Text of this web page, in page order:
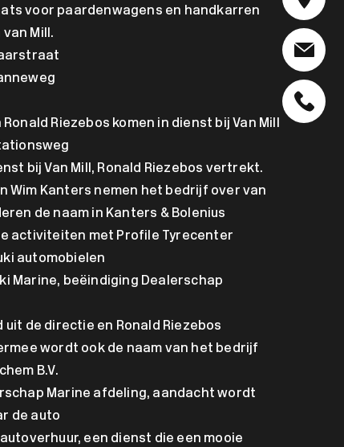
voor paardenwagens en handkarren
Mill.
Riezebos komen in dienst bij Van Mill
bij Van Mill, Ronald Riezebos vertrekt.
Wim Kanters nemen het bedrijf over van
de naam in Kanters & Bolenius
activiteiten met Profile Tyrecenter
automobielen
Marine, beëindiging Dealerschap
de directie en Ronald Riezebos
wordt ook de naam van het bedrijf
B.V.
Marine afdeling, aandacht wordt
de auto
een dienst die een mooie